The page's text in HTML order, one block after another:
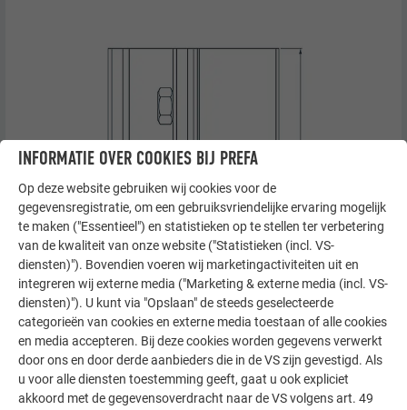
PREVARIO PREFALZ geheel (links) en onderstuk (rechts)
INFORMATIE OVER COOKIES BIJ PREFA
Op deze website gebruiken wij cookies voor de
gegevensregistratie, om een gebruiksvriendelijke ervaring mogelijk
te maken ("Essentieel") en statistieken op te stellen ter verbetering
van de kwaliteit van onze website ("Statistieken (incl. VS-
diensten)"). Bovendien voeren wij marketingactiviteiten uit en
integreren wij externe media ("Marketing & externe media (incl. VS-
diensten)"). U kunt via "Opslaan" de steeds geselecteerde
categorieën van cookies en externe media toestaan of alle cookies
en media accepteren. Bij deze cookies worden gegevens verwerkt
door ons en door derde aanbieders die in de VS zijn gevestigd. Als
u voor alle diensten toestemming geeft, gaat u ook expliciet
akkoord met de gegevensoverdracht naar de VS volgens art. 49